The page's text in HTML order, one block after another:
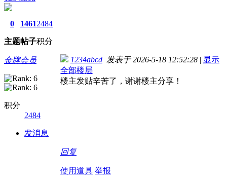
0
主题
1461
帖子
2484
积分
金牌会员
积分
2484
发消息
1234abcd 发表于 2026-5-18 12:52:28 | 显示
全部楼层
楼主发贴辛苦了，谢谢楼主分享！
回复
使用道具 举报